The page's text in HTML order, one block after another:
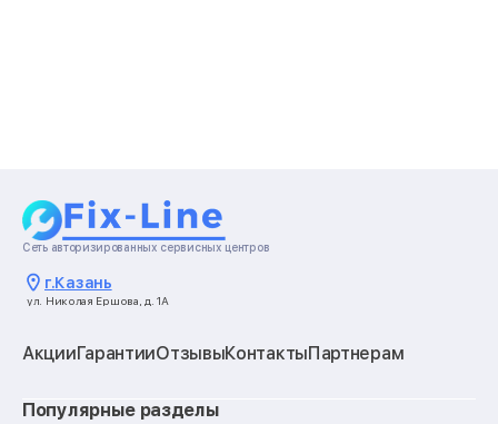
Сеть авторизированных сервисных центров
г.Казань
ул. Николая Ершова, д. 1А
АкцииГарантииОтзывыКонтактыПартнерам
Популярные разделы